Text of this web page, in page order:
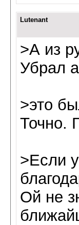
Lutenant
>А из
Убрал
>это
Точно.
>Если
Ой не